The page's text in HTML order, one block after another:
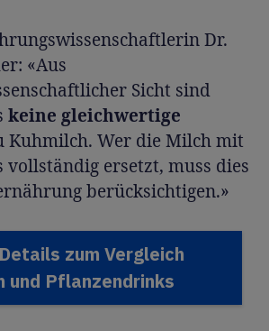
Dr.
«Aus
Sicht sind
keine gleichwertige
Kuhmilch. Wer die Milch mit
ersetzt, muss dies
berücksichtigen.»
zum Vergleich
und Pflanzendrinks